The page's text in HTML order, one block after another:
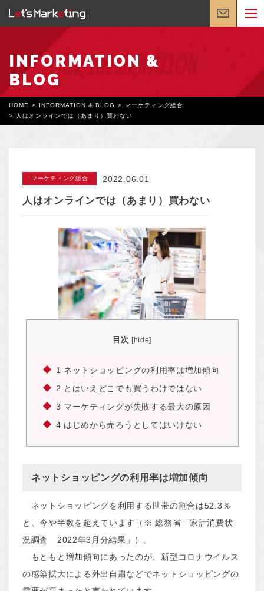
INFORMATION &
BLOG
HOME INFORMATION & BLOG
マーケティング総合
人はオンラインでは（あまり）買わない
マーケティング総合 2022.06.01
人はオンラインでは（あまり）買わない
目次 [hide]
1 ネットショッピングの利用率は増加傾向
2 とはいえどこでも買うわけではない
3 マーケティングが失敗する最大の原因
4 はじめから売ろうとしてはいけない
ネットショッピングの利用率は増加傾向
ネットショッピングを利用する世帯の割合は52.3％
と、今や半数を超えています（※ 総務省「家計消費状
況調査 2022年3月分結果」）。
もともと増加傾向にあったのが、新型コロナウイルス
の感染拡大による外出自粛などでネットショッピングの